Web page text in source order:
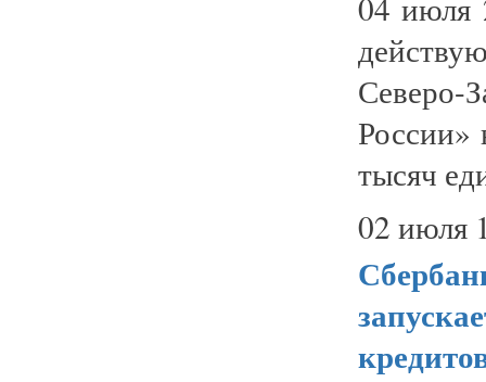
России»
тысяч
02 июля